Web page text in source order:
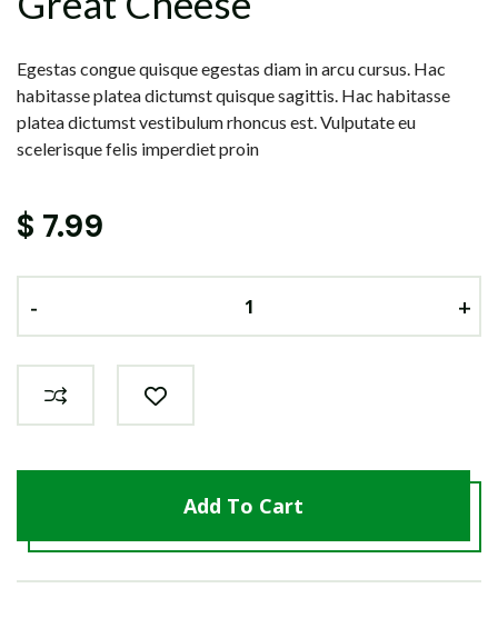
Egestas congue quisque egestas diam in arcu cursus. Hac
habitasse platea dictumst quisque sagittis. Hac habitasse
platea dictumst vestibulum rhoncus est. Vulputate eu
scelerisque felis imperdiet proin
$ 7.99
- +
- +
- +
Add To Cart